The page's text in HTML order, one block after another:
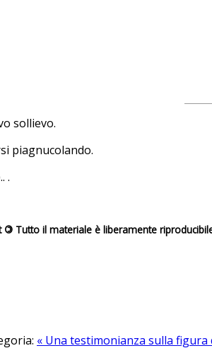
sollievo.
piagnucolando.
.
© Tutto il materiale è liberamente
« Una testimonianza sulla